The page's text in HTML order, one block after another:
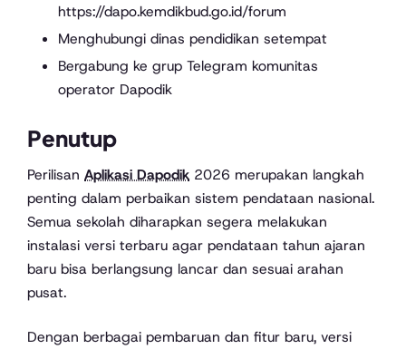
https://dapo.kemdikbud.go.id/forum
Menghubungi dinas pendidikan setempat
Bergabung ke grup Telegram komunitas
operator Dapodik
Penutup
Perilisan Aplikasi Dapodik 2026 merupakan langkah
penting dalam perbaikan sistem pendataan nasional.
Semua sekolah diharapkan segera melakukan
instalasi versi terbaru agar pendataan tahun ajaran
baru bisa berlangsung lancar dan sesuai arahan
pusat.
Dengan berbagai pembaruan dan fitur baru, versi